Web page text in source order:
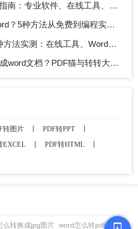
、在线工具、Word内置与改后缀名4种方案对比！
5种方法从免费到编程实测对比！
在线工具、Word、Adobe与开源软件对比！！
猫与转转大师2种在线工具使用指南与功能对比！
转图片 PDF转PPT
EXCEL PDF转HTML
么转换成jpg图片 word怎么转pdf